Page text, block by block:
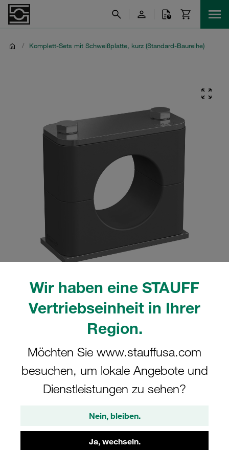
Wir haben eine STAUFF
Vertriebseinheit in Ihrer
Region.
Möchten Sie www.stauffusa.com
besuchen, um lokale Angebote und
Dienstleistungen zu sehen?
Nein, bleiben.
Ja, wechseln.
/ Komplett-Sets mit Schweißplatte, kurz (Standard-Baureihe)
tatsächlichen Produkt abweichen.
Mehr anzeigen
Komplettschelle Standard-Baureihe Gr.
5 Ø33,7mm Polyamid W10
Anschweißpl., kurz Deckpl., AS-
Schraube glatt, ohne Vorspannung
SP-533.7-PA-H-DP-AS-M-W10
STAUFF Materialnr. 1110001058